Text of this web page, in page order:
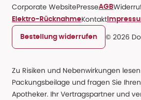
Corporate WebsitePresseAGB
Elektro-RücknahmeKontakt
Bestellung widerrufen © 2026
Zu Risiken und Nebenwirkungen
Packungsbeilage und fragen Sie
Apotheker. Ihr Vertragspartner und